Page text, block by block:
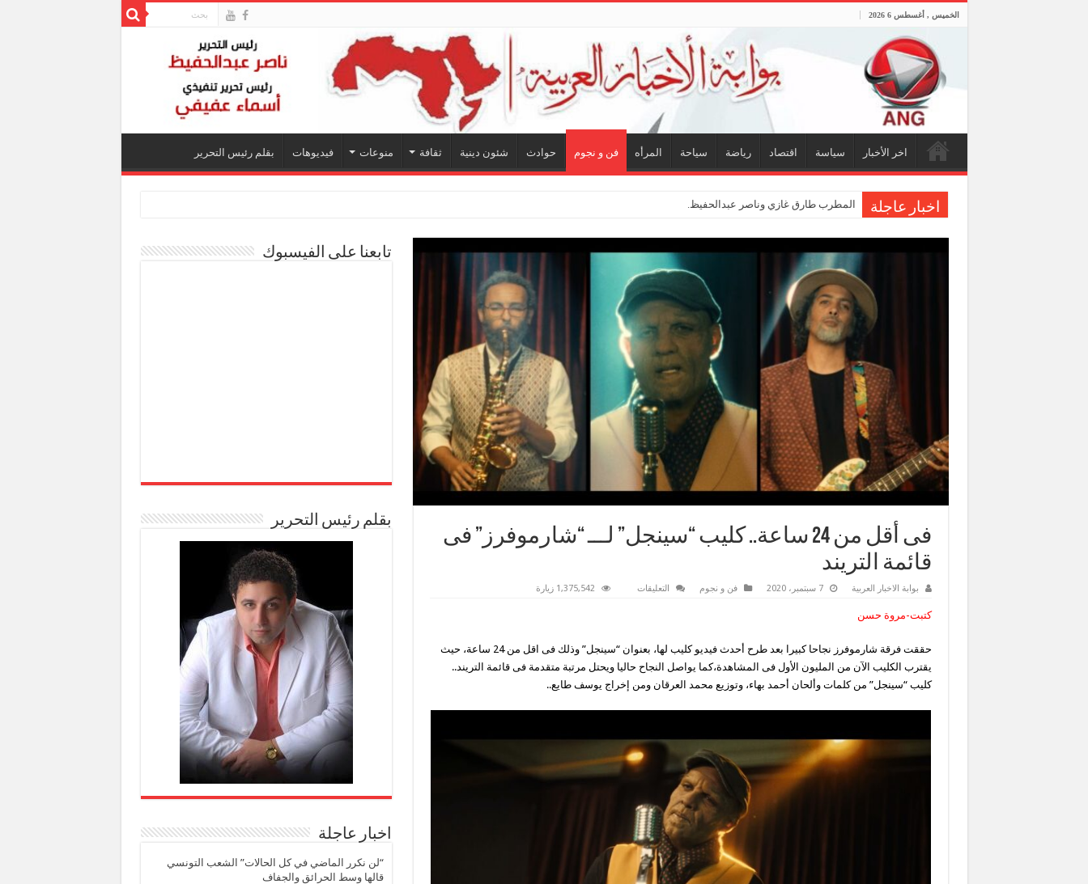
الخميس , أغسطس 6 2026
اخر الأخبار سياسة اقتصاد رياضة سياحة المرأه فن و نجوم حوادث شئون دينية ثقافة منوعات فيديوهات بقلم رئيس التحرير
اخبار عاجلة المطرب طارق غازي وناصر عبدالحفيظ.. شراكة فنية ترسم ملام
فى أقل من 24 ساعة.. كليب “سينجل” لـــ “شارموفرز” فى
قائمة التريند
بوابة الاخبار العربية 7 سبتمبر، 2020 فن و نجوم التعليقات
كليب
“سينجل”
لـــ
“شارموفرز”
فى
التريند
1,375,542 زيارة
كتبت-مروة حسن
حققت فرقة شارموفرز نجاحا كبيرا بعد طرح أحدث فيديو كليب لها، بعنوان “سينجل” وذلك فى اقل من 24 ساعة، حيث
يقترب الكليب الآن من المليون الأول فى المشاهدة،كما يواصل النجاح حاليا ويحتل مرتبة متقدمة فى قائمة التريند..
كليب “سينجل” من كلمات وألحان أحمد بهاء، وتوزيع محمد العرقان ومن إخراج يوسف طايع..
تابعنا على الفيسبوك
بقلم رئيس التحرير
اخبار عاجلة
“لن نكرر الماضي في كل الحالات” الشعب التونسي
قالها وسط الحرائق والجفاف